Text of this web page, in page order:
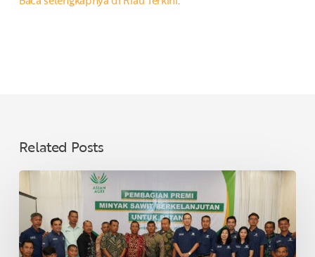
Related Posts
Asian
Agri
Bagikan
Premi
Minyak